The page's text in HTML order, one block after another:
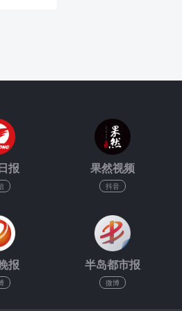
报 果然视频
抖音
报 半岛都市报
微博